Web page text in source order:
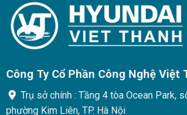
Công Ty Cổ Phần Công Nghệ Việt
Trụ sở chính : Tầng 4 tòa Ocean Park,
phường Kim Liên, TP. Hà Nội